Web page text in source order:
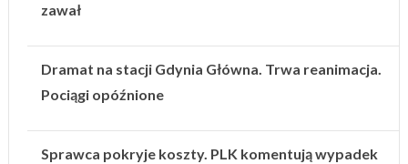
zawał
Dramat na stacji Gdynia Główna. Trwa reanimacja.
Pociągi opóźnione
Sprawca pokryje koszty. PLK komentują wypadek